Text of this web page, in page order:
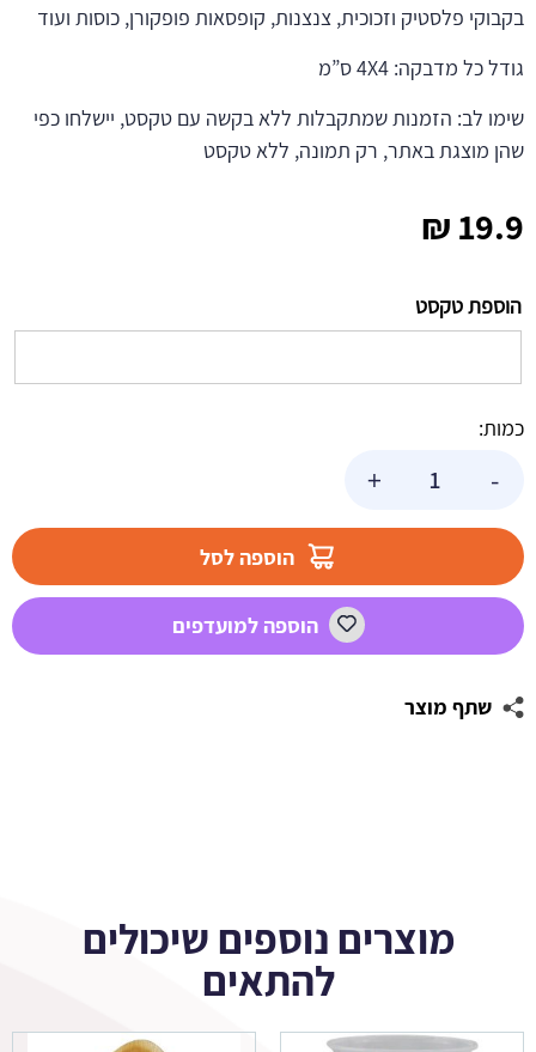
19.9
₪
הוספת טקסט
כמות:
-
שבועות
+
הוספה לסל
הוספה למועדפים
שתף מוצר
בקבוקי פלסטיק וזכוכית, צנצנות, קופסאות פופקורן, כוסות ועוד
גודל כל מדבקה: 4X4 ס”מ
שימו לב: הזמנות שמתקבלות ללא בקשה עם טקסט, יישלחו כפי
שהן מוצגת באתר, רק תמונה, ללא טקסט
מוצרים נוספים שיכולים
להתאים